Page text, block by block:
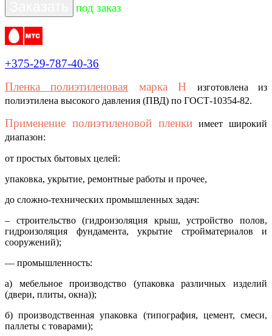
под заказ
+375-29-787-40-36
Пленка полиэтиленовая марка Н
изготовлена из
полиэтилена высокого давления (ПВД) по ГОСТ-10354-82.
Применение полиэтиленовой пленки
имеет широкий
диапазон:
от простых бытовых целей:
упаковка, укрытие, ремонтные работы и прочее,
до сложно-технических промышленных задач:
– строительство (гидроизоляция крыш, устройство полов,
гидроизоляция фундамента, укрытие стройматериалов и
сооружений);
— промышленность:
а) мебельное производство (упаковка различных изделий
(двери, плиты, окна));
б) производственная упаковка (типография, цемент, смеси,
паллеты с товарами);